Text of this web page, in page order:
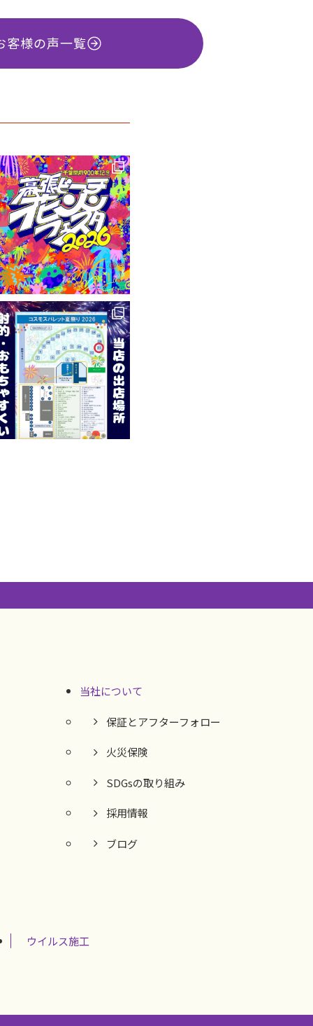
客様の声一覧
当社について
保証とアフターフォロー
火災保険
SDGsの取り組み
採用情報
ブログ
ウイルス施工